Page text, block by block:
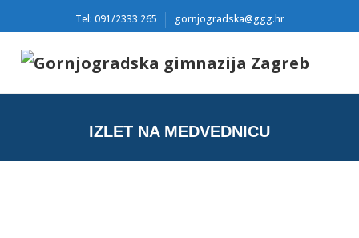
Tel: 091/2333 265 gornjogradska@ggg.hr
IZLET NA MEDVEDNICU